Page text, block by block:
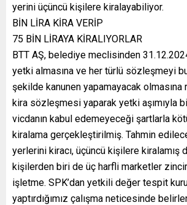
yerini üçüncü kişilere kiralayabiliyor.
BİN LİRA KİRA VERİP
75 BİN LİRAYA KİRALIYORLAR
BTT AŞ, belediye meclisinden
yetki almasına ve her türlü sözleşmeyi
şekilde kanunen yapamayacak olmasına
kira sözleşmesi yaparak yetki aşımıyla
vicdanın kabul edemeyeceği şartlarla
kiralama gerçekleştirilmiş. Tahmin
yerlerini kiracı, üçüncü kişilere kiralamış
kişilerden biri de üç harfli marketler
işletme. SPK’dan yetkili değer tespit
yaptırdığımız çalışma neticesinde